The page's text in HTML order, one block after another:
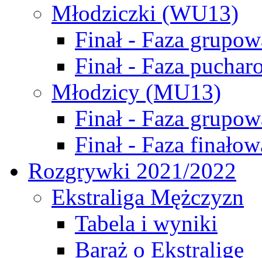
Młodziczki (WU13)
Finał - Faza
Finał - Faza
Młodzicy (MU13)
Finał - Faza
Finał - Faza
Rozgrywki 2021/2022
Ekstraliga Mężczyzn
Tabela i wyniki
Baraż o Ekstraligę